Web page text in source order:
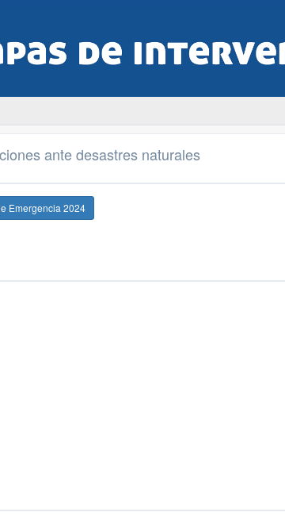
ante desastres naturales
Emergencia 2024